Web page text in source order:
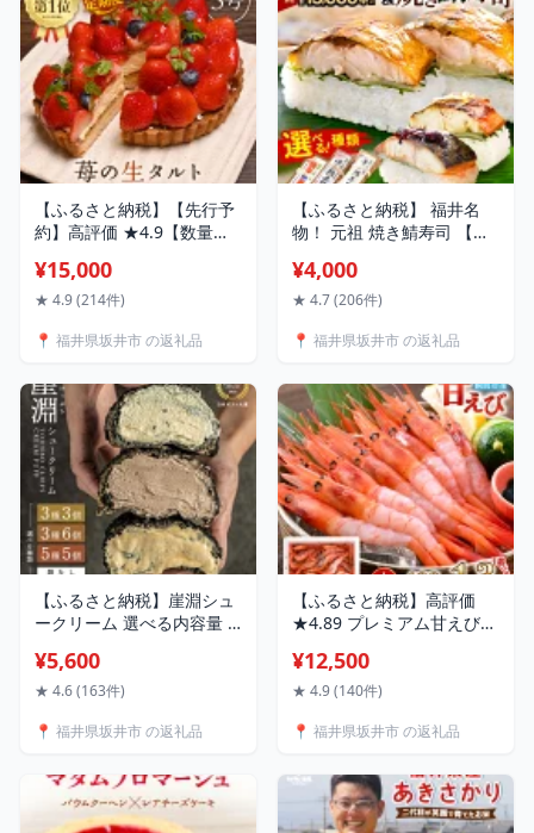
大容量 5000円以下
【ふるさと納税】【先行予
約】高評価 ★4.9【数量限
ュ苺タルトケーキ 5号：直
径15cm (4～5人前) 850g
回数】 いちご 苺 ケーキ イ
スイーツ フルーツケーキ
焼菓子 洋菓子 贈答 ギフト
スリール
¥15,000
★ 4.9 (214件)
📍 福井県坂井市 の返礼品
【ふるさと納税】 福井名
物！ 元祖 焼き鯖寿司 【選
/ 梅焼き鯖寿司 / ゆず塩焼
き鯖寿司】 サバ さば 魚 焼
ば 押し寿司 さば寿司 すし
冷凍
¥4,000
★ 4.7 (206件)
📍 福井県坂井市 の返礼品
【ふるさと納税】崖淵シュ
ークリーム 選べる内容量 (3
/ 化粧箱入) カスタード チ
ョコ キャラメル 抹茶 シュ
デザート 洋菓子 ご褒美ス
黒いシュークリーム 福井
ご当地スイーツ 東尋坊
¥5,600
★ 4.6 (163件)
📍 福井県坂井市 の返礼品
【ふるさと納税】高評価
★4.89 プレミアム甘えび
(国産) 海の上で食べる味！
漁船直送☆船内瞬間冷凍
マエビ あまえび 甘海老 殻
送 国産 三国 人気】
¥12,500
★ 4.9 (140件)
📍 福井県坂井市 の返礼品